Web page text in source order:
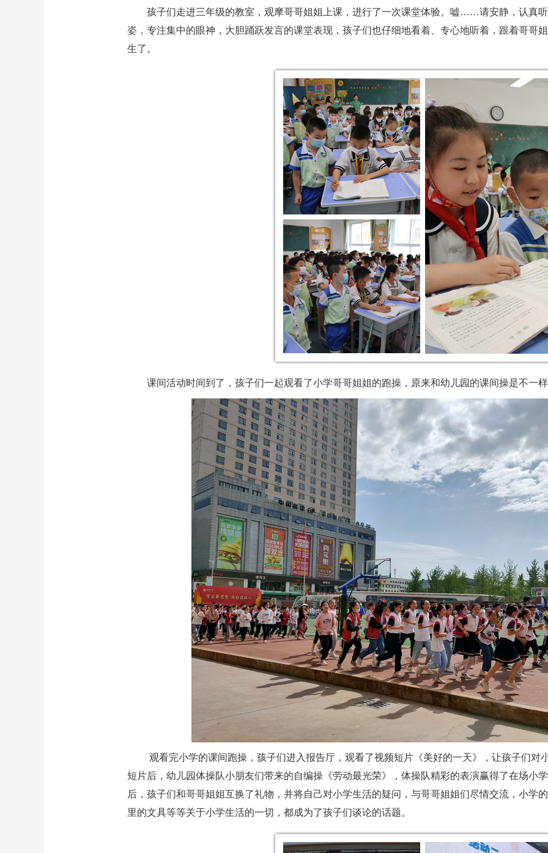
孩子们走进三年级的教室，观摩哥哥姐姐上课，进行了一次课堂体验。嘘……请安静，认真
姿，专注集中的眼神，大胆踊跃发言的课堂表现，孩子们也仔细地看着、专心地听着，跟着哥哥
生了。
课间活动时间到了，孩子们一起观看了小学哥哥姐姐的跑操，原来和幼儿园的课间操是不一
观看完小学的课间跑操，孩子们进入报告厅，观看了视频短片《美好的一天》，让孩子们对
短片后，幼儿园体操队小朋友们带来的自编操《劳动最光荣》，体操队精彩的表演赢得了在场小
后，孩子们和哥哥姐姐互换了礼物，并将自己对小学生活的疑问，与哥哥姐姐们尽情交流，小学
里的文具等等关于小学生活的一切，都成为了孩子们谈论的话题。